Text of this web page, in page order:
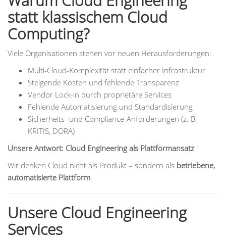
statt klassischem Cloud
Computing?
Viele Organisationen stehen vor neuen Herausforderungen:
Multi-Cloud-Komplexität statt einfacher Infrastruktur
Steigende Kosten und fehlende Transparenz
Vendor Lock-in durch proprietäre Services
Fehlende Automatisierung und Standardisierung
Sicherheits- und Compliance-Anforderungen (z. B.
KRITIS, DORA)
Unsere Antwort: Cloud Engineering als Plattformansatz
Wir denken Cloud nicht als Produkt – sondern als betriebene,
automatisierte Plattform.
Unsere Cloud Engineering
Services